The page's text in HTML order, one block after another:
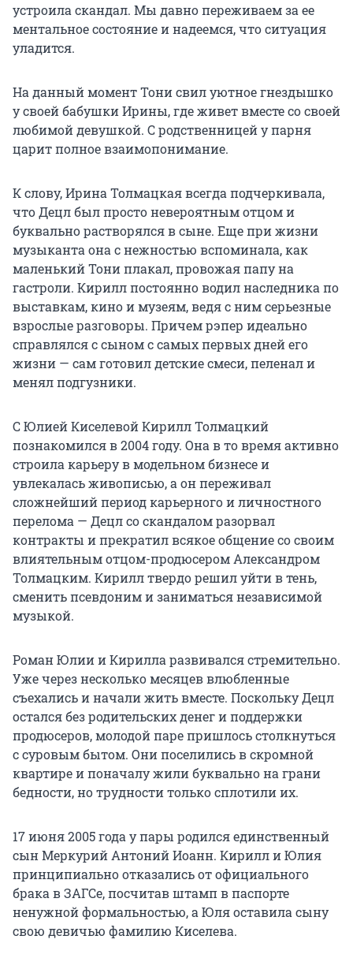
устроила скандал. Мы давно переживаем за ее
ментальное состояние и надеемся, что ситуация
уладится.
На данный момент Тони свил уютное гнездышко
у своей бабушки Ирины, где живет вместе со своей
любимой девушкой. С родственницей у парня
царит полное взаимопонимание.
К слову, Ирина Толмацкая всегда подчеркивала,
что Децл был просто невероятным отцом и
буквально растворялся в сыне. Еще при жизни
музыканта она с нежностью вспоминала, как
маленький Тони плакал, провожая папу на
гастроли. Кирилл постоянно водил наследника по
выставкам, кино и музеям, ведя с ним серьезные
взрослые разговоры. Причем рэпер идеально
справлялся с сыном с самых первых дней его
жизни — сам готовил детские смеси, пеленал и
менял подгузники.
С Юлией Киселевой Кирилл Толмацкий
познакомился в 2004 году. Она в то время активно
строила карьеру в модельном бизнесе и
увлекалась живописью, а он переживал
сложнейший период карьерного и личностного
перелома — Децл со скандалом разорвал
контракты и прекратил всякое общение со своим
влиятельным отцом-продюсером Александром
Толмацким. Кирилл твердо решил уйти в тень,
сменить псевдоним и заниматься независимой
музыкой.
Роман Юлии и Кирилла развивался стремительно.
Уже через несколько месяцев влюбленные
съехались и начали жить вместе. Поскольку Децл
остался без родительских денег и поддержки
продюсеров, молодой паре пришлось столкнуться
с суровым бытом. Они поселились в скромной
квартире и поначалу жили буквально на грани
бедности, но трудности только сплотили их.
17 июня 2005 года у пары родился единственный
сын Меркурий Антоний Иоанн. Кирилл и Юлия
принципиально отказались от официального
брака в ЗАГСе, посчитав штамп в паспорте
ненужной формальностью, а Юля оставила сыну
свою девичью фамилию Киселева.